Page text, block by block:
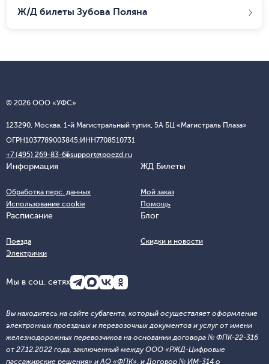
Ж/Д билеты Зубова Поляна
© 2026 ООО «УФС»
123290, Москва, 1-й Магистральный тупик, 5А БЦ «Магистраль Плаза»
ОГРН1037789003845;ИНН7708510731
+7 (495) 269-83-65support@poezd.ru
Информация
Обработка перс. данных
Использование cookie
ЖД Билеты
Мой заказ
Помощь
Расписание
Поезда
Электрички
Блог
Скидки и новости
Мы в соц. сетях
Вы находитесь на сайте субагента, который осуществляет оформление
электронных проездных и перевозочных документов и услуг от имени
железнодорожных перевозчиков на основании договора № ФПК-22-316
от 27.12.2022 года, заключенный между ООО «РЖД-Цифровые
пассажирские решения» и АО «ФПК», и Договор № ИМ-314 о